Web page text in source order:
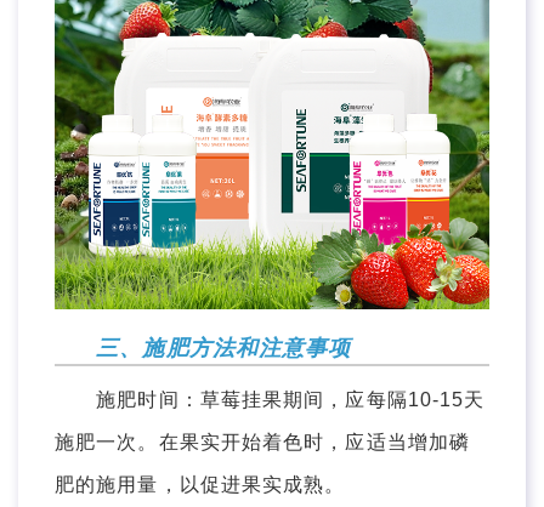
三、施肥方法和注意事项
施肥时间：草莓挂果期间，应每隔10-15天
施肥一次。在果实开始着色时，应适当增加磷
肥的施用量，以促进果实成熟。